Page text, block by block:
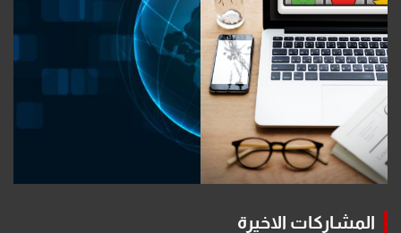
المشاركات الاخيرة